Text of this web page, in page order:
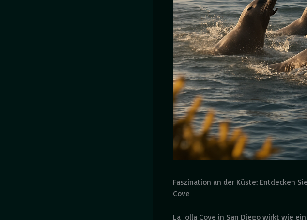
Faszination an der Küste: Entdecken
Cove
La Jolla Cove in San Diego wirkt wie